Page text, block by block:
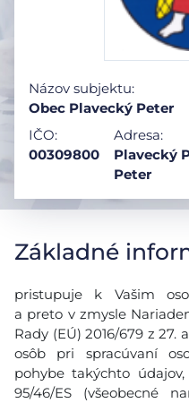
Názov subjektu:
Obec Plavecký Peter
IČO:
00309800
Adresa:
Plavecký
Peter
Základné
pristupuje k Vašim
a preto v zmysle
Rady (EÚ) 2016/679 z 27.
osôb pri spracúvaní
pohybe takýchto
95/46/ES (všeobecné